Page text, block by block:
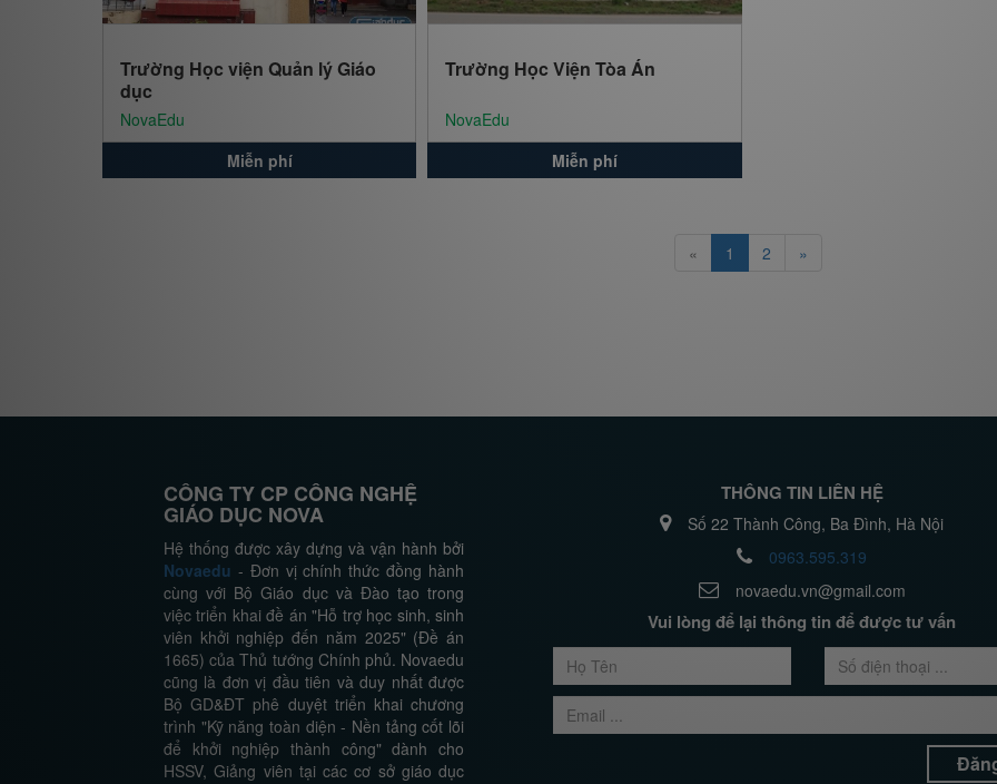
Trường Học viện Quản lý Giáo
dục
NovaEdu
Miễn phí
Trường Học Viện Tòa Án
NovaEdu
Miễn phí
« 1 2 »
CÔNG TY CP CÔNG NGHỆ
GIÁO DỤC NOVA
Hệ thống được xây dựng và vận hành bởi
Novaedu - Đơn vị chính thức đồng hành
cùng với Bộ Giáo dục và Đào tạo trong
việc triển khai đề án "Hỗ trợ học sinh, sinh
viên khởi nghiệp đến năm 2025" (Đề án
1665) của Thủ tướng Chính phủ. Novaedu
cũng là đơn vị đầu tiên và duy nhất được
Bộ GD&ĐT phê duyệt triển khai chương
trình "Kỹ năng toàn diện - Nền tảng cốt lõi
để khởi nghiệp thành công" dành cho
HSSV, Giảng viên tại các cơ sở giáo dục
THÔNG TIN LIÊN HỆ
Số 22 Thành Công, Ba Đình, Hà Nội
0963.595.319
novaedu.vn@gmail.com
Vui lòng để lại thông tin để được tư vấn